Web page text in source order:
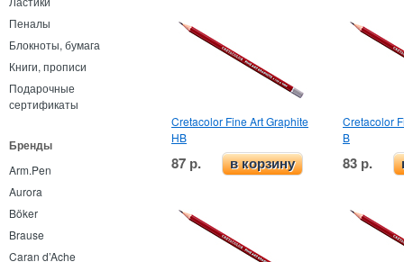
Пеналы
Блокноты, бумага
Книги, прописи
Подарочные
сертификаты
Бренды
Arm.Pen
Aurora
Böker
Brause
Caran d’Ache
Cretacolor Fine Art Graphite
HB
87 р. в корзину
Cretacolor
B
83 р.